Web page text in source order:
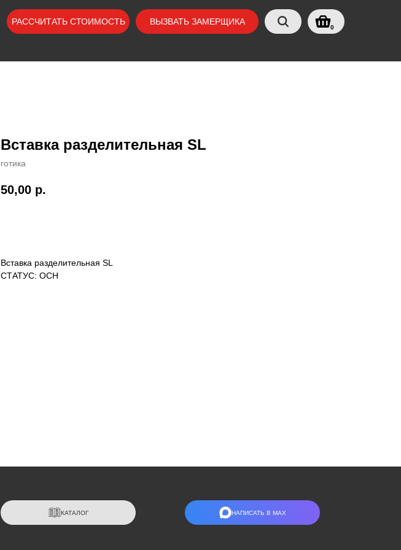
ВЫЗВАТЬ ЗАМЕРЩИКА
РАССЧИТАТЬ СТОИМОСТЬ
0
Вставка разделительная SL
готика
50,00 р.
Вставка разделительная SL
СТАТУС: ОСН
НАПИСАТЬ В МАХ
КАТАЛОГ